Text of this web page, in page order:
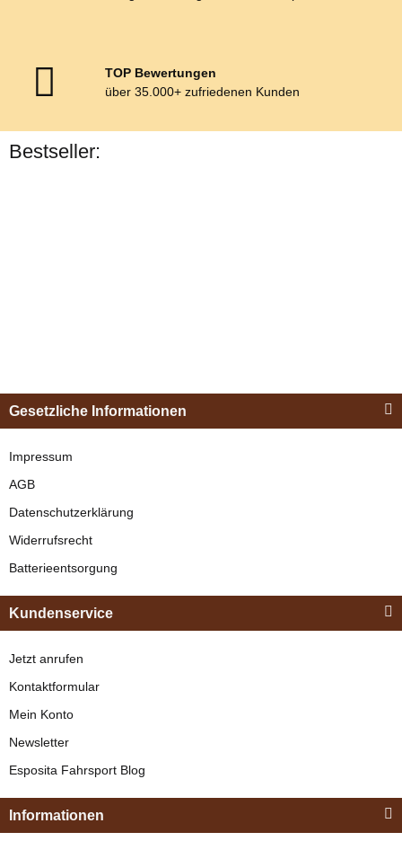
TOP Bewertungen
über 35.000+ zufriedenen Kunden
Bestseller:
"Shettyglück"
"Shettyglück"
Gesetzliche Informationen
Impressum
AGB
Datenschutzerklärung
Widerrufsrecht
Batterieentsorgung
Kundenservice
Jetzt anrufen
Kontaktformular
Mein Konto
Newsletter
Esposita Fahrsport Blog
Informationen